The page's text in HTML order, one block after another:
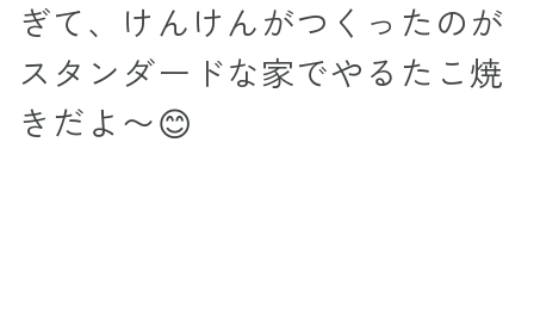
ぎて、けんけんがつくったのが
スタンダードな家でやるたこ焼
きだよ〜😊